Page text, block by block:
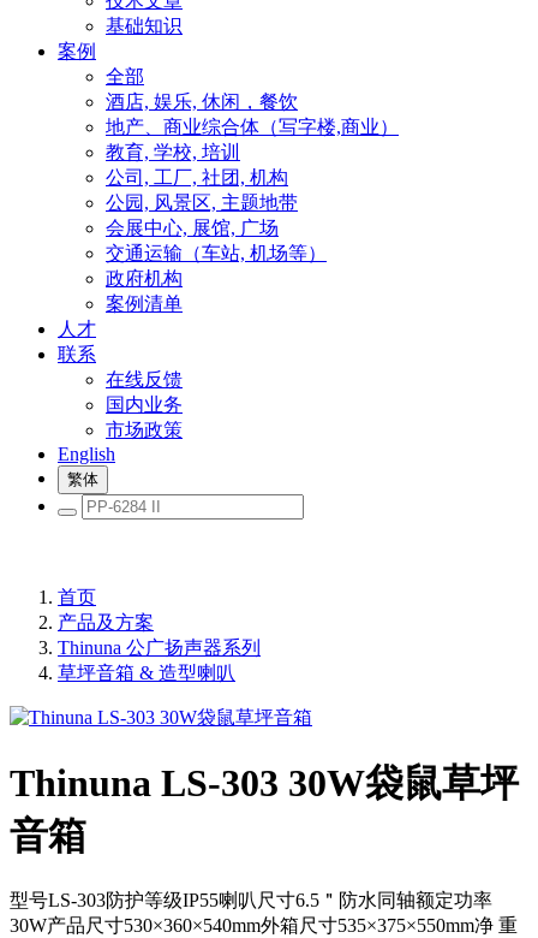
基础知识
案例
全部
酒店, 娱乐, 休闲，餐饮
地产、商业综合体（写字楼,商业）
教育, 学校, 培训
公司, 工厂, 社团, 机构
公园, 风景区, 主题地带
会展中心, 展馆, 广场
交通运输（车站, 机场等）
政府机构
案例清单
人才
联系
在线反馈
国内业务
市场政策
English
繁体
首页
产品及方案
Thinuna 公广扬声器系列
草坪音箱 & 造型喇叭
Thinuna LS-303 30W袋鼠草坪
音箱
型号LS-303防护等级IP55喇叭尺寸6.5＂防水同轴额定功率
30W产品尺寸530×360×540mm外箱尺寸535×375×550mm净 重